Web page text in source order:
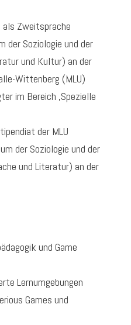
Zweitsprache
der Soziologie und der
und Kultur) an der
Wittenberg (MLU)
im Bereich ‚Spezielle
der MLU
der Soziologie und der
und Literatur) an der
und Game
Lernumgebungen
Games und